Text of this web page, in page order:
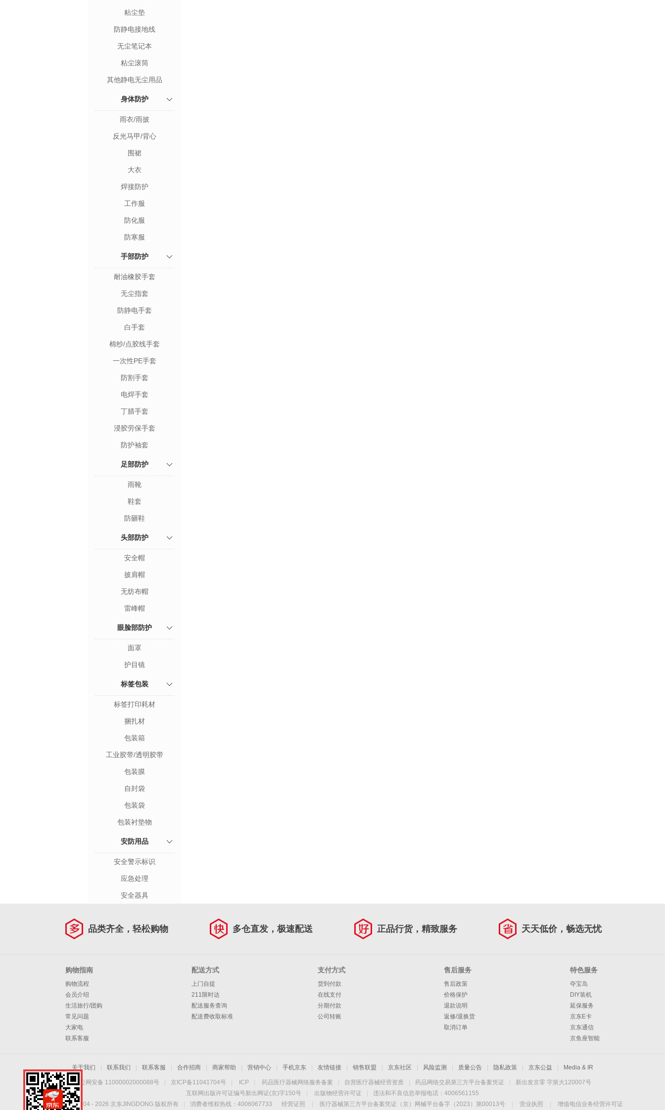
粘尘垫
防静电接地线
无尘笔记本
粘尘滚筒
其他静电无尘用品
身体防护
雨衣/雨披
反光马甲/背心
围裙
大衣
焊接防护
工作服
防化服
防寒服
手部防护
耐油橡胶手套
无尘指套
防静电手套
白手套
棉纱/点胶线手套
一次性PE手套
防割手套
电焊手套
丁腈手套
浸胶劳保手套
防护袖套
足部防护
雨靴
鞋套
防砸鞋
头部防护
安全帽
披肩帽
无纺布帽
雷峰帽
眼脸部防护
面罩
护目镜
标签包装
标签打印耗材
捆扎材
包装箱
工业胶带/透明胶带
包装膜
自封袋
包装袋
包装衬垫物
安防用品
安全警示标识
应急处理
安全器具
品类齐全，轻松购物 多仓直发，极速配送 正品行货，精致服务 天天低价，畅选无忧
购物指南
购物流程
会员介绍
生活旅行/团购
常见问题
大家电
联系客服
配送方式
上门自提
211限时达
配送服务查询
配送费收取标准
支付方式
货到付款
在线支付
分期付款
公司转账
售后服务
售后政策
价格保护
退款说明
返修/退换货
取消订单
特色服务
夺宝岛
DIY装机
延保服务
京东E卡
京东通信
京鱼座智能
关于我们 联系我们 联系客服 合作招商 商家帮助 营销中心 手机京东 友情链接 销售联盟 京东社区 风险监测 质量公告 隐私政策 京东公益 Media & IR
京公网安备 11000002000088号 京ICP备11041704号 ICP 药品医疗器械网络服务备案 自营医疗器械经营资质 药品网络交易第三方平台备案凭证
新出发京零 字第大120007号
互联网出版许可证编号新出网证(京)字150号
出版物经营许可证
违法和不良信息举报电话：4006561155
Copyright © 2004 - 2026 京东JINGDONG 版权所有 消费者维权热线：4006067733 经营证照 医疗器械第三方平台备案凭证（京）网械平台备字（2023）第00013号 营业执照 增值电信业务经营许可证